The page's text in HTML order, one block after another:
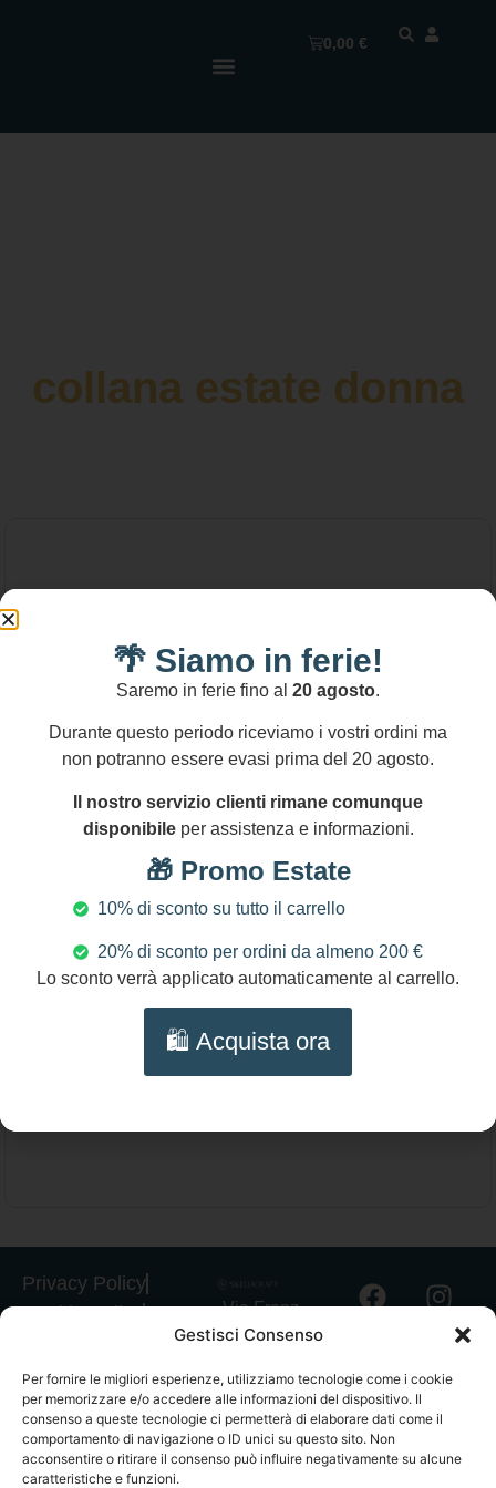
Gestisci Consenso
Per fornire le migliori esperienze, utilizziamo tecnologie come i cookie
per memorizzare e/o accedere alle informazioni del dispositivo. Il
consenso a queste tecnologie ci permetterà di elaborare dati come il
comportamento di navigazione o ID unici su questo sito. Non
acconsentire o ritirare il consenso può influire negativamente su alcune
caratteristiche e funzioni.
0,00€
collana estate donna
28,00€ - 113,00€
Collana Cavalluccio Marino – Collana
siciliana artigianale con ceramica di
Caltagirone e charms marini
Scegli
Privacy Policy
Cookie Policy
Spedizioni
Informativa
GPSR
Termini e
Via Franz
Fischietti, 15
Palermo
+39
3939546162
info@sikeliac
🌴 Siamo in ferie!
Saremo in ferie fino al 20 agosto.
Durante questo periodo riceviamo i vostri ordini ma
non potranno essere evasi prima del 20 agosto.
Il nostro servizio clienti rimane comunque
disponibileper assistenza e informazioni.
🎁 Promo Estate
10% di sconto su tutto il carrello
20% di sconto per ordini da almeno 200 €
Lo sconto verrà applicato automaticamente al carrello.
🛍️ Acquista ora